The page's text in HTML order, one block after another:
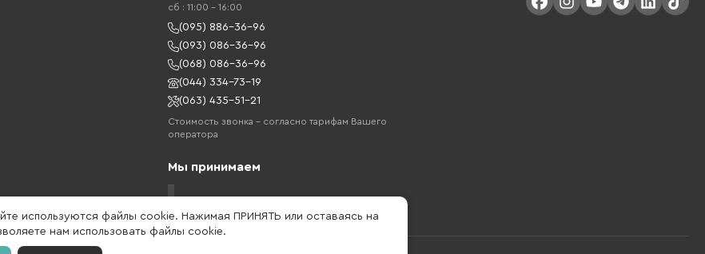
cб : 11:00 - 16:00
(095) 886-36-96
(093) 086-36-96
(068) 086-36-96
(044) 334-73-19
(063) 435-51-21
Стоимость звонка – согласно тарифам Вашего
оператора
Мы принимаем
используются файлы cookie. Нажимая ПРИНЯТЬ или оставаясь на
нам использовать файлы cookie.